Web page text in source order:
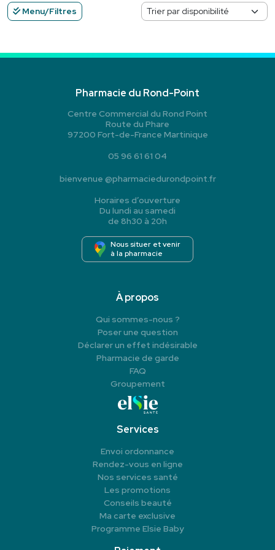
Menu/Filtres
Pharmacie du Rond-Point
Centre Commercial du Rond Point
Route du Phare
97200 Fort-de-France Martinique
05 96 61 61 04
bienvenue @pharmaciedurondpoint.fr
Horaires d’ouverture
Du lundi au samedi
de 8h30 à 20h
Nous situer et venir
à la pharmacie
À propos
Qui sommes-nous ?
Poser une question
Déclarer un effet indésirable
Pharmacie de garde
FAQ
Groupement
Services
Envoi ordonnance
Rendez-vous en ligne
Nos services santé
Les promotions
Conseils beauté
Ma carte exclusive
Programme Elsie Baby